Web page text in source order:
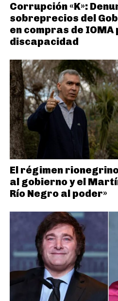
Corrupción «K»:
sobreprecios del
en compras de
discapacidad
El régimen
al gobierno y el
Río Negro al poder»